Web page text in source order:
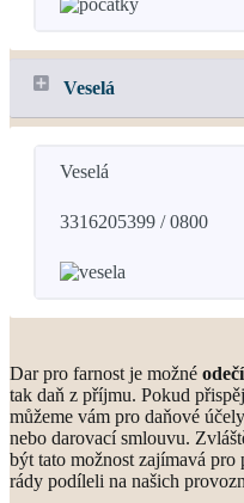
Veselá
Veselá
3316205399 / 0800
Dar pro farnost je možné
tak daň z příjmu. Pokud
můžeme vám pro daňové
nebo darovací smlouvu.
být tato možnost zajímavá pro
rády podíleli na našich